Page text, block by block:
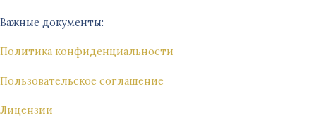
Важные документы:
Политика конфиденциальности
Пользовательское соглашение
Лицензии